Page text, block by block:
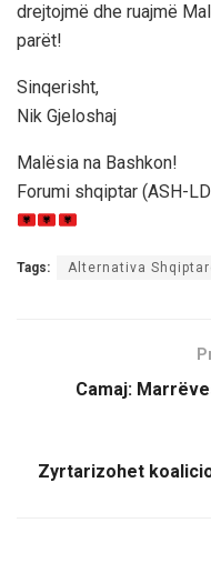
drejtojmë dhe ruajmë
parët!
Sinqerisht,
Nik Gjeloshaj
Malësia na Bashkon!
Forumi shqiptar (ASH-
Tags: Alternativa
Camaj:
Zyrtarizohet